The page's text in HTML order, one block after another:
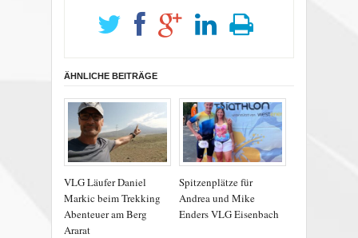
ÄHNLICHE BEITRÄGE
VLG Läufer Daniel
Markic beim Trekking
Abenteuer am Berg
Ararat
Spitzenplätze für
Andrea und Mike
Enders VLG Eisenbach